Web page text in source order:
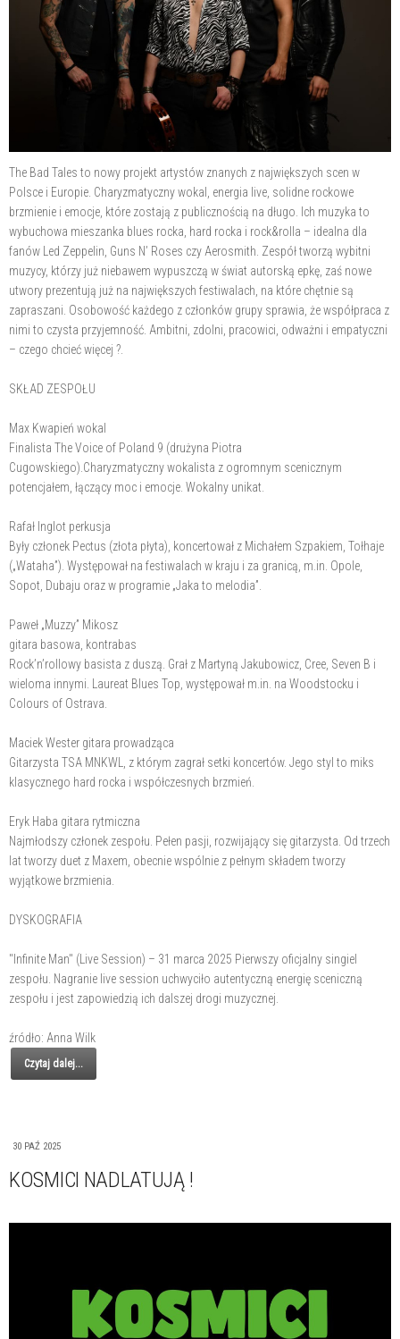
The Bad Tales to nowy projekt artystów znanych z największych scen w
Polsce i Europie. Charyzmatyczny wokal, energia live, solidne rockowe
brzmienie i emocje, które zostają z publicznością na długo. Ich muzyka to
wybuchowa mieszanka blues rocka, hard rocka i rock&rolla – idealna dla
fanów Led Zeppelin, Guns N’ Roses czy Aerosmith. Zespół tworzą wybitni
muzycy, którzy już niebawem wypuszczą w świat autorską epkę, zaś nowe
utwory prezentują już na największych festiwalach, na które chętnie są
zapraszani. Osobowość każdego z członków grupy sprawia, że współpraca z
nimi to czysta przyjemność. Ambitni, zdolni, pracowici, odważni i empatyczni
– czego chcieć więcej ?.
SKŁAD ZESPOŁU
Max Kwapień wokal
Finalista The Voice of Poland 9 (drużyna Piotra
Cugowskiego).Charyzmatyczny wokalista z ogromnym scenicznym
potencjałem, łączący moc i emocje. Wokalny unikat.
Rafał Inglot perkusja
Były członek Pectus (złota płyta), koncertował z Michałem Szpakiem, Tołhaje
(„Wataha”). Występował na festiwalach w kraju i za granicą, m.in. Opole,
Sopot, Dubaju oraz w programie „Jaka to melodia”.
Paweł „Muzzy” Mikosz
gitara basowa, kontrabas
Rock’n’rollowy basista z duszą. Grał z Martyną Jakubowicz, Cree, Seven B i
wieloma innymi. Laureat Blues Top, występował m.in. na Woodstocku i
Colours of Ostrava.
Maciek Wester gitara prowadząca
Gitarzysta TSA MNKWL, z którym zagrał setki koncertów. Jego styl to miks
klasycznego hard rocka i współczesnych brzmień.
Eryk Haba gitara rytmiczna
Najmłodszy członek zespołu. Pełen pasji, rozwijający się gitarzysta. Od trzech
lat tworzy duet z Maxem, obecnie wspólnie z pełnym składem tworzy
wyjątkowe brzmienia.
DYSKOGRAFIA
"Infinite Man" (Live Session) – 31 marca 2025 Pierwszy oficjalny singiel
zespołu. Nagranie live session uchwyciło autentyczną energię sceniczną
zespołu i jest zapowiedzią ich dalszej drogi muzycznej.
źródło: Anna Wilk
Czytaj dalej...
30 PAŹ 2025
KOSMICI NADLATUJĄ !